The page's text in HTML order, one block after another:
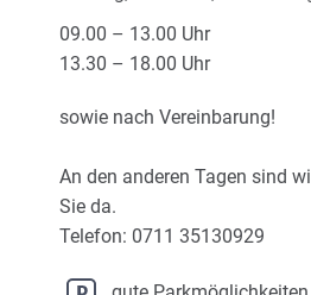
Karriere
09.00 – 13.00 Uhr
13.30 – 18.00 Uhr
sowie nach Vereinbarung!
An den anderen Tagen sind
Sie da.
Telefon: 0711 35130929